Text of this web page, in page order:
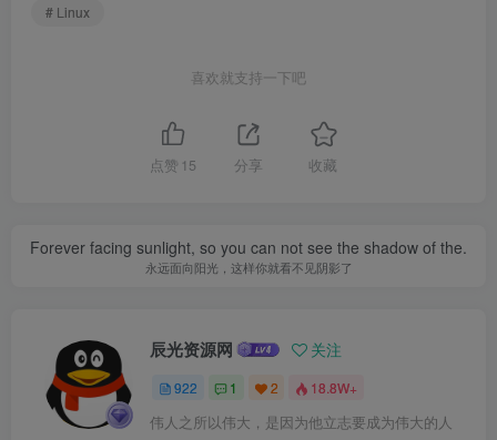
# Linux
喜欢就支持一下吧
点赞 15 分享 收藏
Forever facing sunlight, so you can not see the shadow of the.
永远面向阳光，这样你就看不见阴影了
辰光资源网 关注
922 1 2 18.8W+
伟人之所以伟大，是因为他立志要成为伟大的人